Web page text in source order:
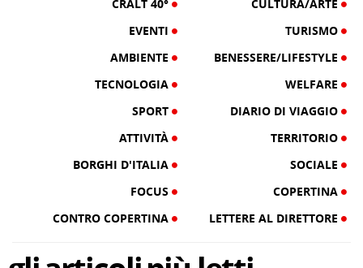
CRALT 40°
CULTURA/ARTE
EVENTI
TURISMO
AMBIENTE
BENESSERE/LIFESTYLE
TECNOLOGIA
WELFARE
SPORT
DIARIO DI VIAGGIO
ATTIVITÀ
TERRITORIO
BORGHI D'ITALIA
SOCIALE
FOCUS
COPERTINA
CONTRO COPERTINA
LETTERE AL DIRETTORE